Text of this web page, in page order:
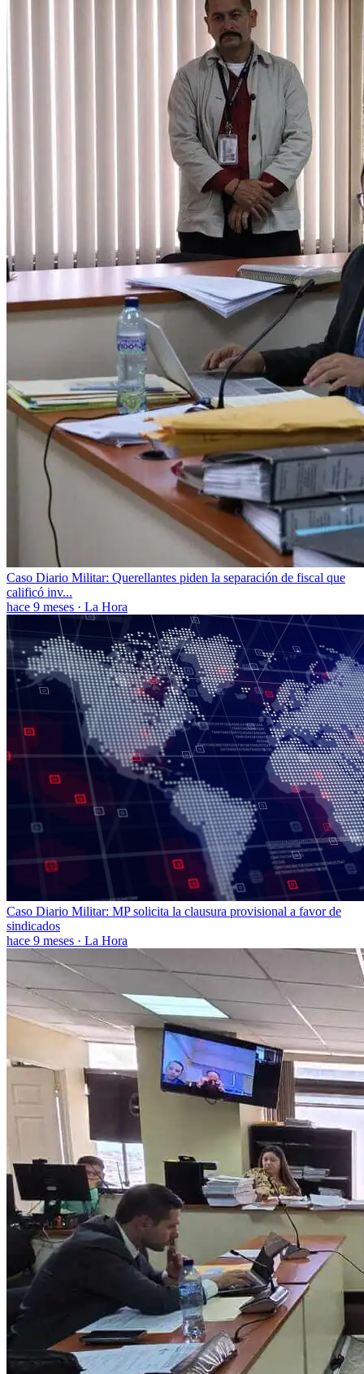
Caso Diario Militar: Querellantes piden la separación de fiscal que
calificó inv...
hace 9 meses · La Hora
Caso Diario Militar: MP solicita la clausura provisional a favor de
sindicados
hace 9 meses · La Hora